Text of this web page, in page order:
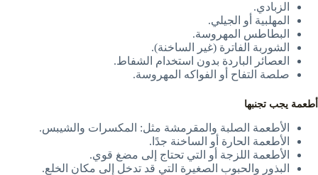
الزبادي.
المهلبية أو الجيلي.
البطاطس المهروسة.
الشوربة الفاترة (غير الساخنة).
العصائر الباردة بدون استخدام الشفاط.
صلصة التفاح أو الفواكه المهروسة.
أطعمة يجب تجنبها
الأطعمة الصلبة والمقرمشة مثل: المكسرات والشيبس.
الأطعمة الحارة أو الساخنة جدًا.
الأطعمة اللزجة أو التي تحتاج إلى مضغ قوي.
البذور والحبوب الصغيرة التي قد تدخل إلى مكان الخلع.